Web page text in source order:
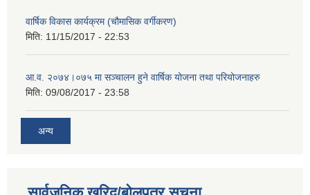
वार्षिक विकास कार्यक्रम (चौमासिक वर्गीकरण)
मिति: 11/15/2017 - 22:53
आ.व. २०७४।०७५ मा सञ्चालन हुने वार्षिक योजना तथा परियोजनाहरु
मिति: 09/08/2017 - 23:58
अन्य